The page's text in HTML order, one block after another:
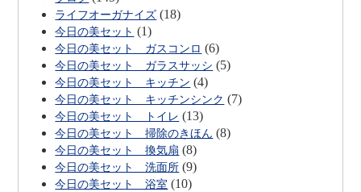
ライフオーガナイズ (18)
今日の美セット (1)
今日の美セット ガスコンロ (6)
今日の美セット ガラスサッシ (5)
今日の美セット キッチン (4)
今日の美セット キッチンシンク (7)
今日の美セット トイレ (13)
今日の美セット 掃除のきほん (8)
今日の美セット 換気扇 (8)
今日の美セット 洗面所 (9)
今日の美セット 浴室 (10)